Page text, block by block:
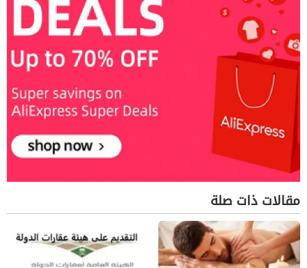
مقالات ذات صلة